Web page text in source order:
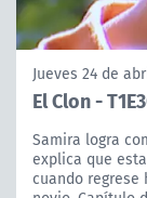
Jueves 24 de
El Clon -
Samira logra
explica que
cuando regrese